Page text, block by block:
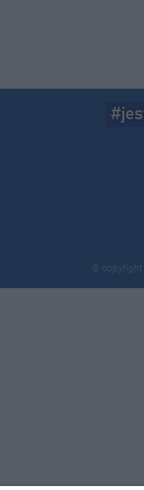
© copyright